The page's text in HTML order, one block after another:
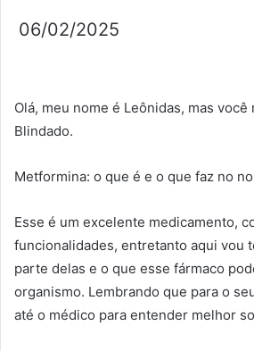
06/02/2025
Olá, meu nome é Leônidas, mas você
Blindado.
Metformina: o que é e o que faz no
Esse é um excelente medicamento,
funcionalidades, entretanto aqui vou
parte delas e o que esse fármaco
organismo. Lembrando que para o
até o médico para entender melhor